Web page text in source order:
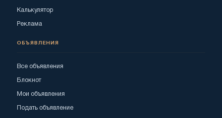
Калькулятор
Реклама
ОБЪЯВЛЕНИЯ
Все объявления
Блокнот
Мои объявления
Подать объявление